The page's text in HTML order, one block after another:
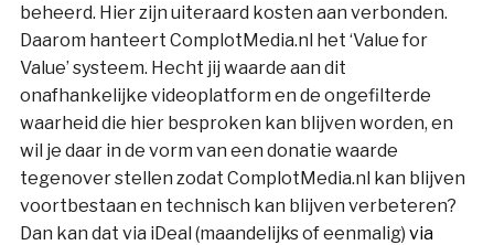
beheerd. Hier zijn uiteraard kosten aan verbonden.
Daarom hanteert ComplotMedia.nl het ‘Value for
Value’ systeem. Hecht jij waarde aan dit
onafhankelijke videoplatform en de ongefilterde
waarheid die hier besproken kan blijven worden, en
wil je daar in de vorm van een donatie waarde
tegenover stellen zodat ComplotMedia.nl kan blijven
voortbestaan en technisch kan blijven verbeteren?
Dan kan dat via iDeal (maandelijks of eenmalig) via